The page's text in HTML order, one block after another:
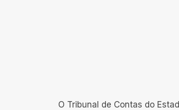
O Tribunal de Contas do